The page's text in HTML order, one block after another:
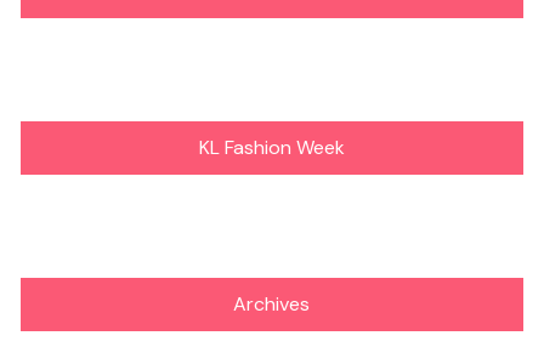
KL Fashion Week
Archives